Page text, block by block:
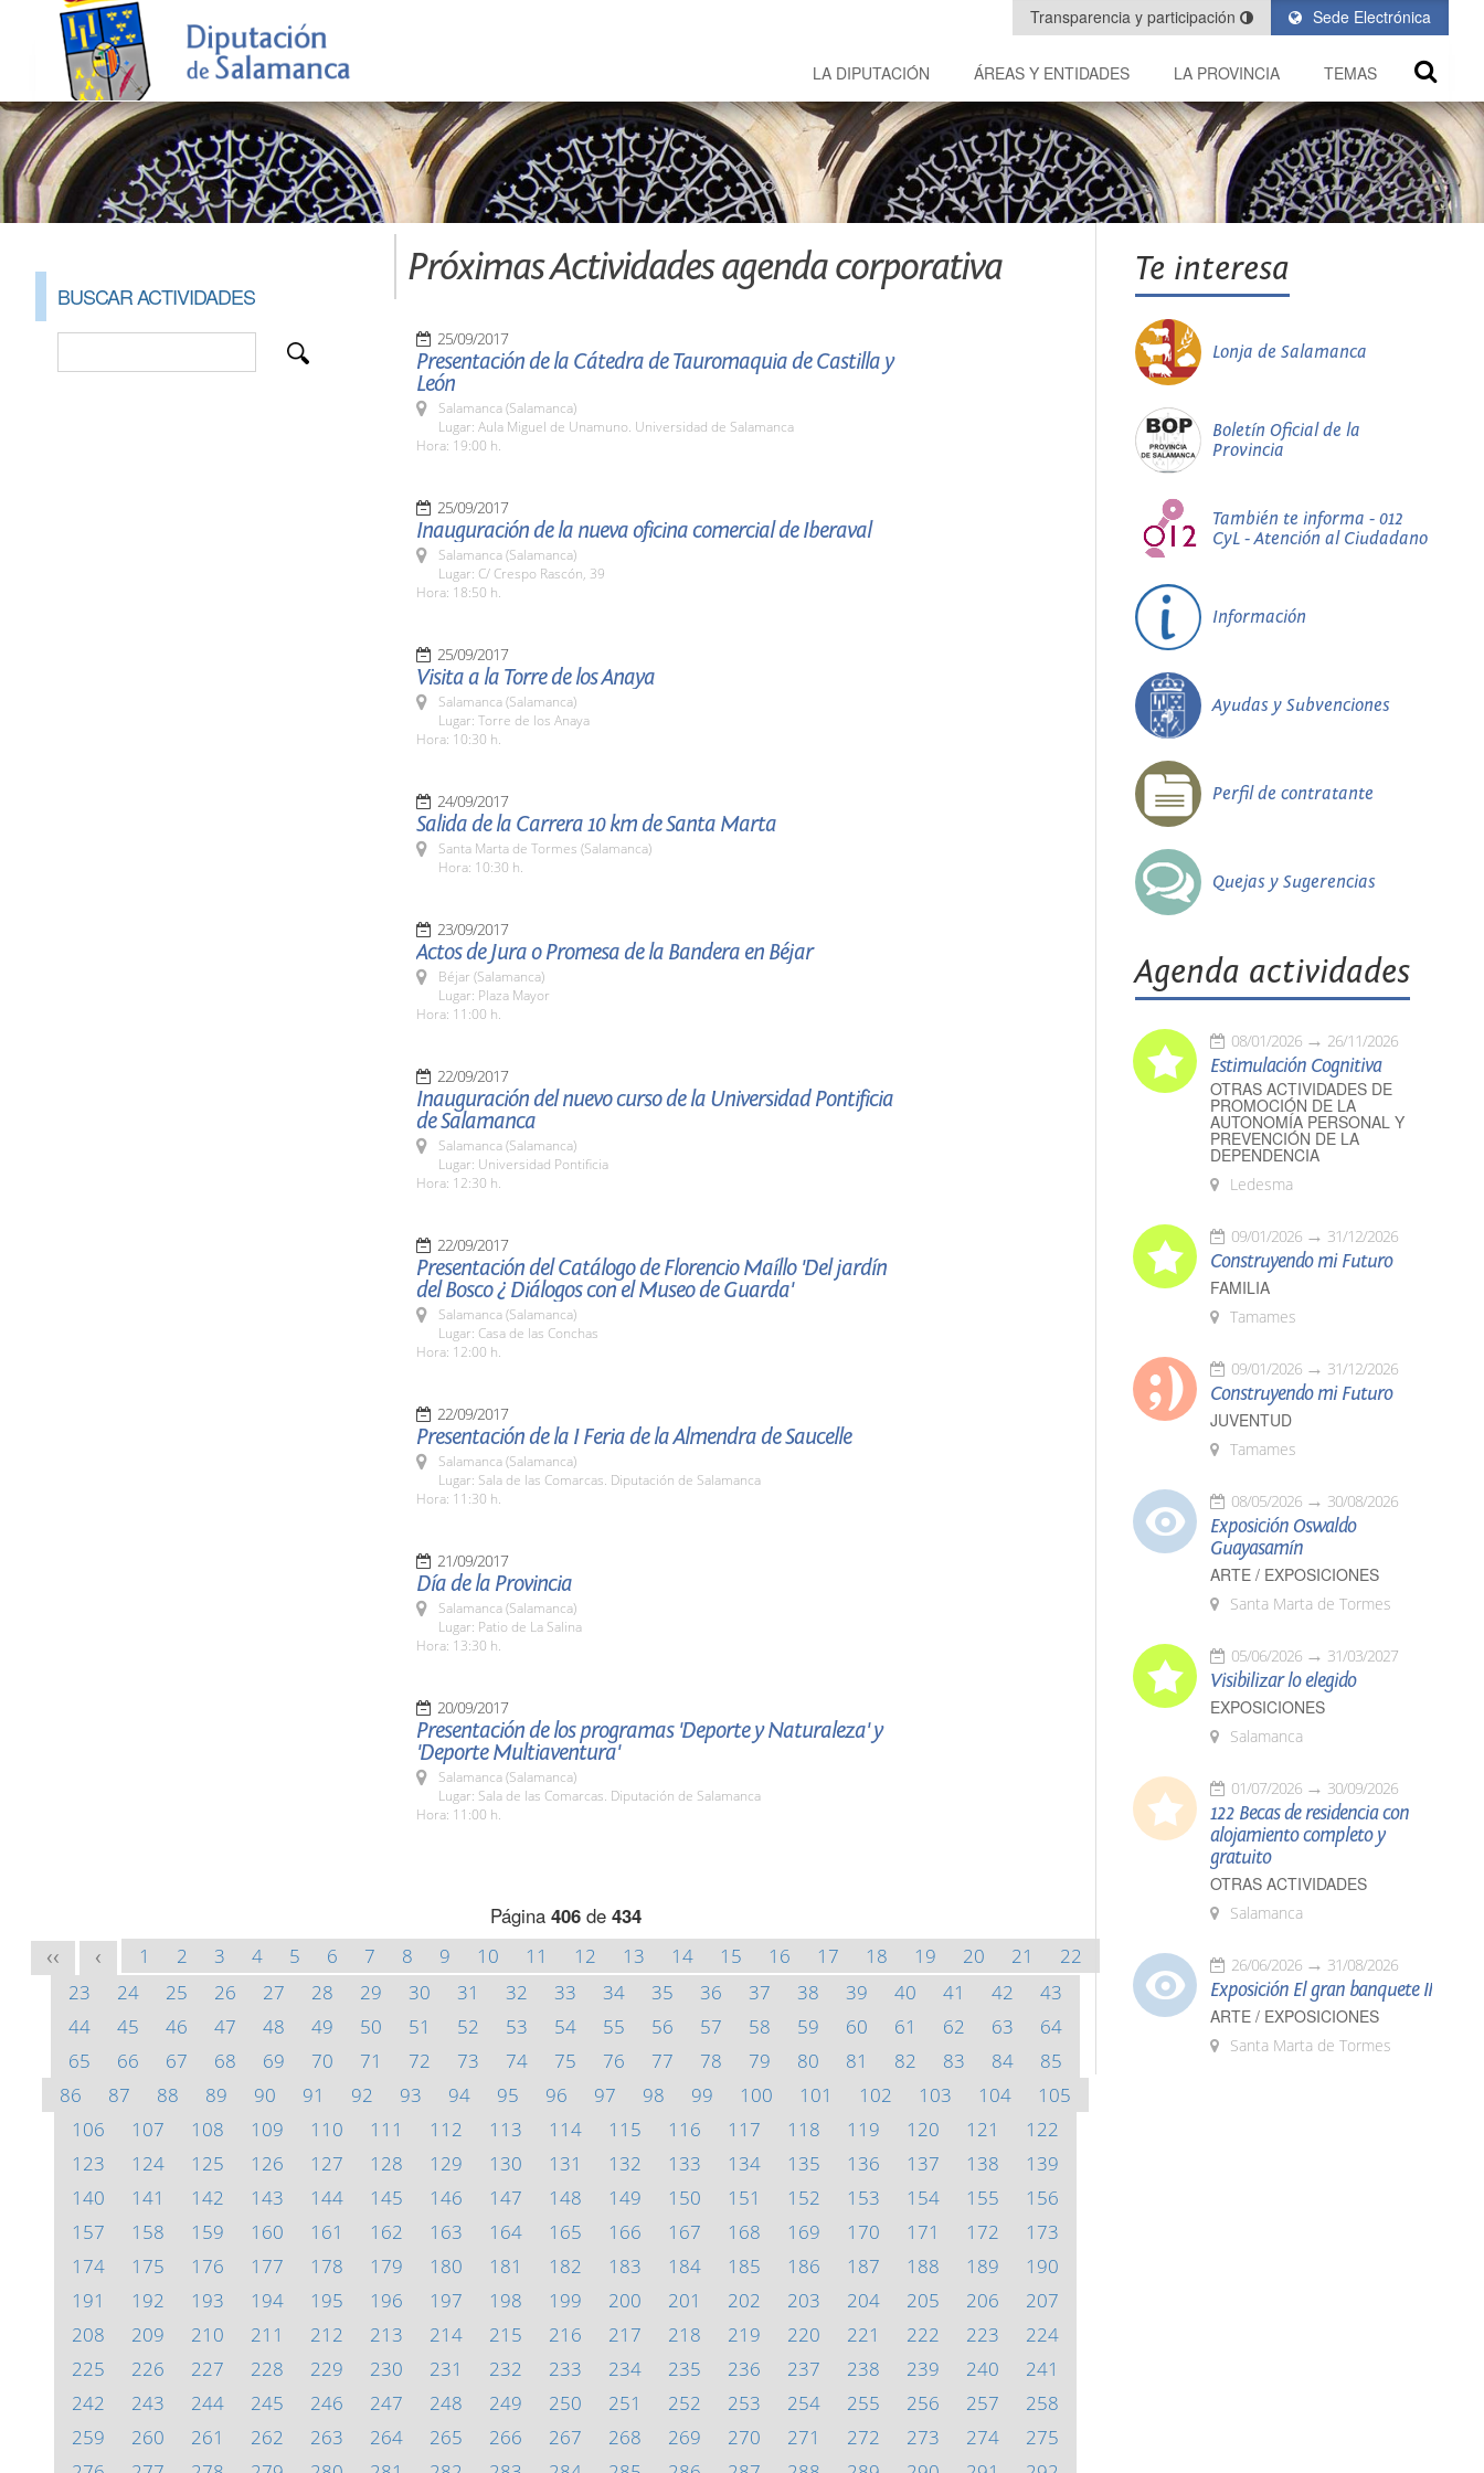
Sede Electrónica
Transparencia y participación
LA DIPUTACIÓN ÁREAS Y ENTIDADES LA PROVINCIA TEMAS
BUSCAR ACTIVIDADES
Próximas Actividades agenda corporativa
25/09/2017
Presentación de la Cátedra de Tauromaquia de Castilla y
León
Salamanca (Salamanca)
Lugar: Aula Miguel de Unamuno. Universidad de Salamanca
Hora: 19:00 h.
25/09/2017
Inauguración de la nueva oficina comercial de Iberaval
Salamanca (Salamanca)
Lugar: C/ Crespo Rascón, 39
Hora: 18:50 h.
25/09/2017
Visita a la Torre de los Anaya
Salamanca (Salamanca)
Lugar: Torre de los Anaya
Hora: 10:30 h.
24/09/2017
Salida de la Carrera 10 km de Santa Marta
Santa Marta de Tormes (Salamanca)
Hora: 10:30 h.
23/09/2017
Actos de Jura o Promesa de la Bandera en Béjar
Béjar (Salamanca)
Lugar: Plaza Mayor
Hora: 11:00 h.
22/09/2017
Inauguración del nuevo curso de la Universidad Pontificia
de Salamanca
Salamanca (Salamanca)
Lugar: Universidad Pontificia
Hora: 12:30 h.
22/09/2017
Presentación del Catálogo de Florencio Maíllo 'Del jardín
del Bosco ¿ Diálogos con el Museo de Guarda'
Salamanca (Salamanca)
Lugar: Casa de las Conchas
Hora: 12:00 h.
22/09/2017
Presentación de la I Feria de la Almendra de Saucelle
Salamanca (Salamanca)
Lugar: Sala de las Comarcas. Diputación de Salamanca
Hora: 11:30 h.
21/09/2017
Día de la Provincia
Salamanca (Salamanca)
Lugar: Patio de La Salina
Hora: 13:30 h.
20/09/2017
Presentación de los programas 'Deporte y Naturaleza' y
'Deporte Multiaventura'
Salamanca (Salamanca)
Lugar: Sala de las Comarcas. Diputación de Salamanca
Hora: 11:00 h.
Página 406de 434
<< < 1 2 3 4 5 6 7 8 9 10 11 12 13 14 15 16 17 18 19 20 21
22
23
24 25 26 27 28 29 30 31 32 33 34 35 36 37 38 39 40 41 42
43
44
45 46 47 48 49 50 51 52 53 54 55 56 57 58 59 60 61 62 63
64
65
66 67 68 69 70 71 72 73 74 75 76 77 78 79 80 81 82 83 84
85
86
87 88 89 90 91 92 93 94 95 96 97 98 99 100 101 102 103 104
105
106
107 108 109 110 111 112 113 114 115 116 117 118 119 120 121
122
123
124 125 126 127 128 129 130 131 132 133 134 135 136 137 138
139
140
141 142 143 144 145 146 147 148 149 150 151 152 153 154 155
156
157
158 159 160 161 162 163 164 165 166 167 168 169 170 171 172
173
174
175 176 177 178 179 180 181 182 183 184 185 186 187 188 189
190
191
192 193 194 195 196 197 198 199 200 201 202 203 204 205 206
207
208
209 210 211 212 213 214 215 216 217 218 219 220 221 222 223
224
225
226 227 228 229 230 231 232 233 234 235 236 237 238 239 240
241
242
243 244 245 246 247 248 249 250 251 252 253 254 255 256 257
258
259
260 261 262 263 264 265 266 267 268 269 270 271 272 273 274
275
Te interesa
Lonja de Salamanca
Boletín Oficial de la
Provincia
También te informa - 012
CyL - Atención al Ciudadano
Información
Ayudas y Subvenciones
Perfil de contratante
Quejas y Sugerencias
Agenda actividades
08/01/2026 26/11/2026
Estimulación Cognitiva
OTRAS ACTIVIDADES DE
PROMOCIÓN DE LA
AUTONOMÍA PERSONAL Y
PREVENCIÓN DE LA
DEPENDENCIA
Ledesma
09/01/2026 31/12/2026
Construyendo mi Futuro
FAMILIA
Tamames
09/01/2026 31/12/2026
Construyendo mi Futuro
JUVENTUD
Tamames
08/05/2026 30/08/2026
Exposición Oswaldo
Guayasamín
ARTE / EXPOSICIONES
Santa Marta de Tormes
05/06/2026 31/03/2027
Visibilizar lo elegido
EXPOSICIONES
Salamanca
01/07/2026 30/09/2026
122 Becas de residencia con
alojamiento completo y
gratuito
OTRAS ACTIVIDADES
Salamanca
26/06/2026 31/08/2026
Exposición El gran banquete II
ARTE / EXPOSICIONES
Santa Marta de Tormes